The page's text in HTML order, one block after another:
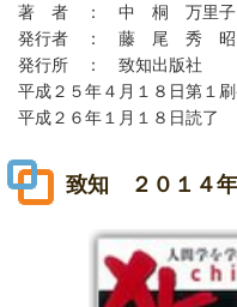
著 者 ： 中 桐 万里子
発行者 ： 藤 尾 秀 昭
発行所 ： 致知出版社
平成２５年４月１８日第１
平成２６年１月１８日読了
致知 ２０１４